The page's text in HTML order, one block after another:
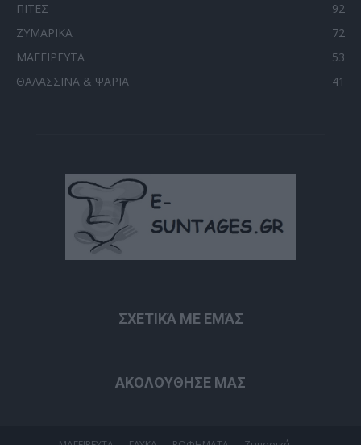
ΠΙΤΕΣ
92
ΖΥΜΑΡΙΚΑ
72
ΜΑΓΕΙΡΕΥΤΑ
53
ΘΑΛΑΣΣΙΝΑ & ΨΑΡΙΑ
41
ΣΧΕΤΙΚΆ ΜΕ ΕΜΆΣ
ΑΚΟΛΟΥΘΗΣΕ ΜΑΣ